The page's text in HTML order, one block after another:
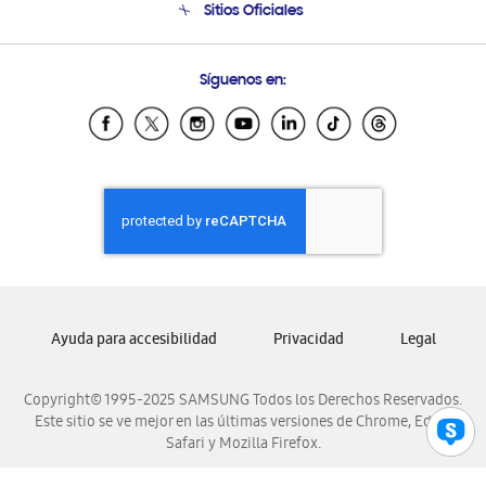
Soporte vía eMail
Sitios Oficiales
Samsung Ecuador
Samsung El Salvador
Samsung Honduras
Samsung Nicaragua
Samsung Panamá
Samsung Venezuela
Síguenos en:
Copyright© 1995-2025 SAMSUNG Todos los Derechos Reservados.
Este sitio se ve mejor en las últimas versiones de Chrome, Edge,
Safari y Mozilla Firefox.
Ayuda para accesibilidad Privacidad Legal